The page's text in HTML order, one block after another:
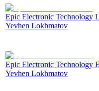
Epic Electronic Technology
Yevhen Lokhmatov
Epic Electronic Technology
Yevhen Lokhmatov